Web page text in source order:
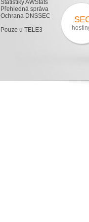
Statistiky AWStats
Přehledná správa
Ochrana DNSSEC
Pouze u TELE3